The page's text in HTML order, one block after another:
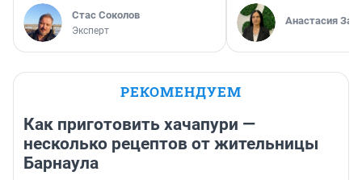
Стас Соколов
Эксперт
Анастасия
РЕКОМЕНДУЕМ
Как приготовить хачапури —
несколько рецептов от жительницы
Барнаула